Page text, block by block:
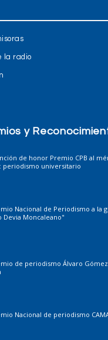
la radio
y
de honor Premio CPB al
periodismo universitario
Nacional de Periodismo a la
Devia Moncaleano"
de periodismo Álvaro
Nacional de periodismo